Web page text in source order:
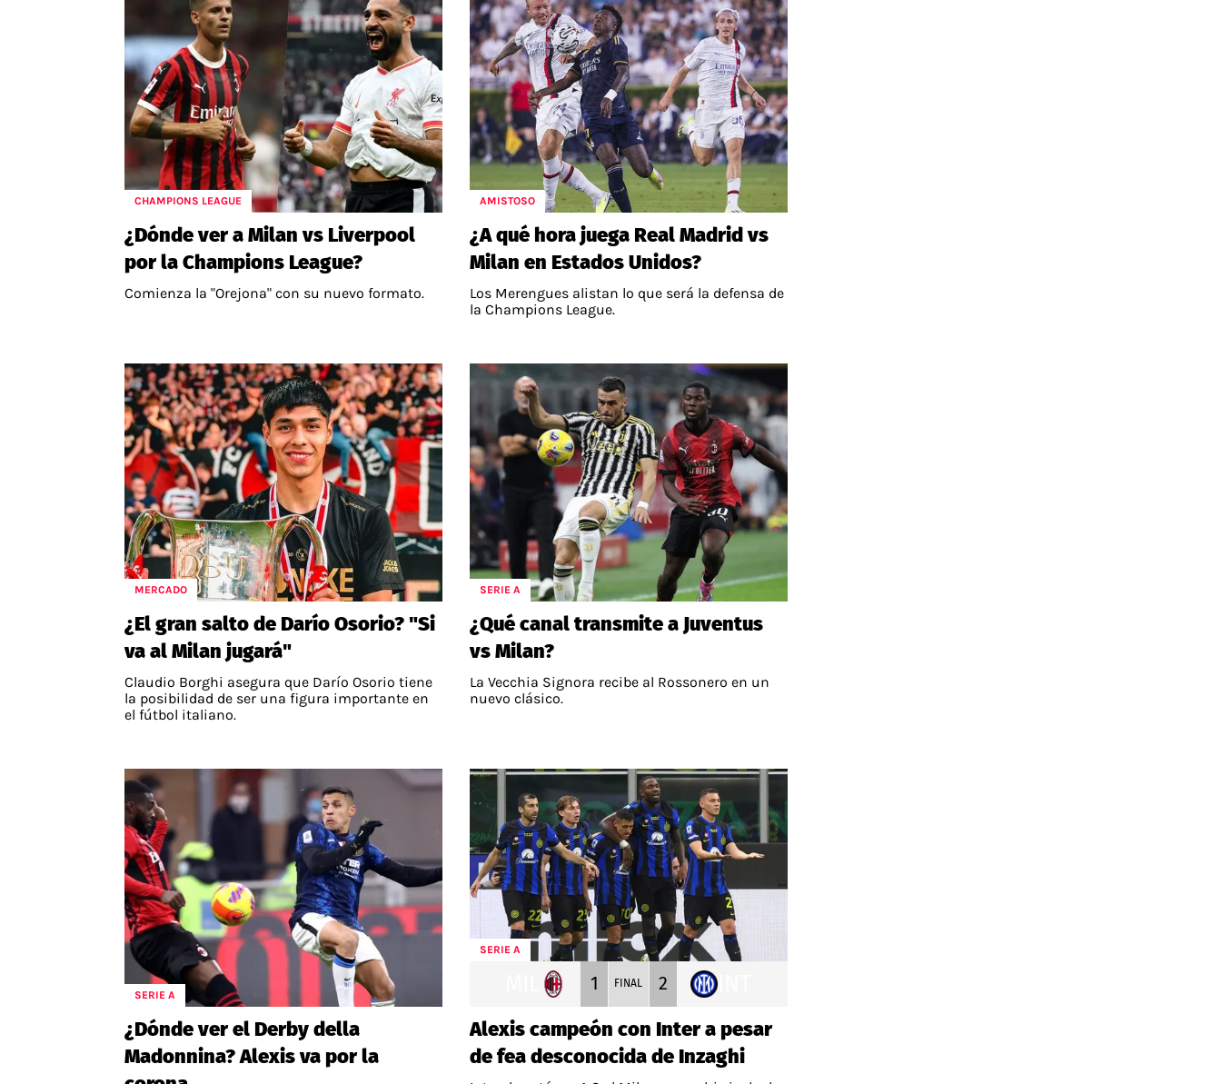
CHAMPIONS LEAGUE
¿Dónde ver a Milan vs Liverpool
por la Champions League?
Comienza la "Orejona" con su nuevo formato.
AMISTOSO
¿A qué hora juega Real Madrid vs
Milan en Estados Unidos?
Los Merengues alistan lo que será la defensa de
la Champions League.
MERCADO
¿El gran salto de Darío Osorio? "Si
va al Milan jugará"
Claudio Borghi asegura que Darío Osorio tiene
la posibilidad de ser una figura importante en
el fútbol italiano.
SERIE A
¿Qué canal transmite a Juventus
vs Milan?
La Vecchia Signora recibe al Rossonero en un
nuevo clásico.
SERIE A
¿Dónde ver el Derby della
Madonnina? Alexis va por la
SERIE A
1 FINAL 2 INT
Alexis campeón con Inter a pesar
de fea desconocida de Inzaghi